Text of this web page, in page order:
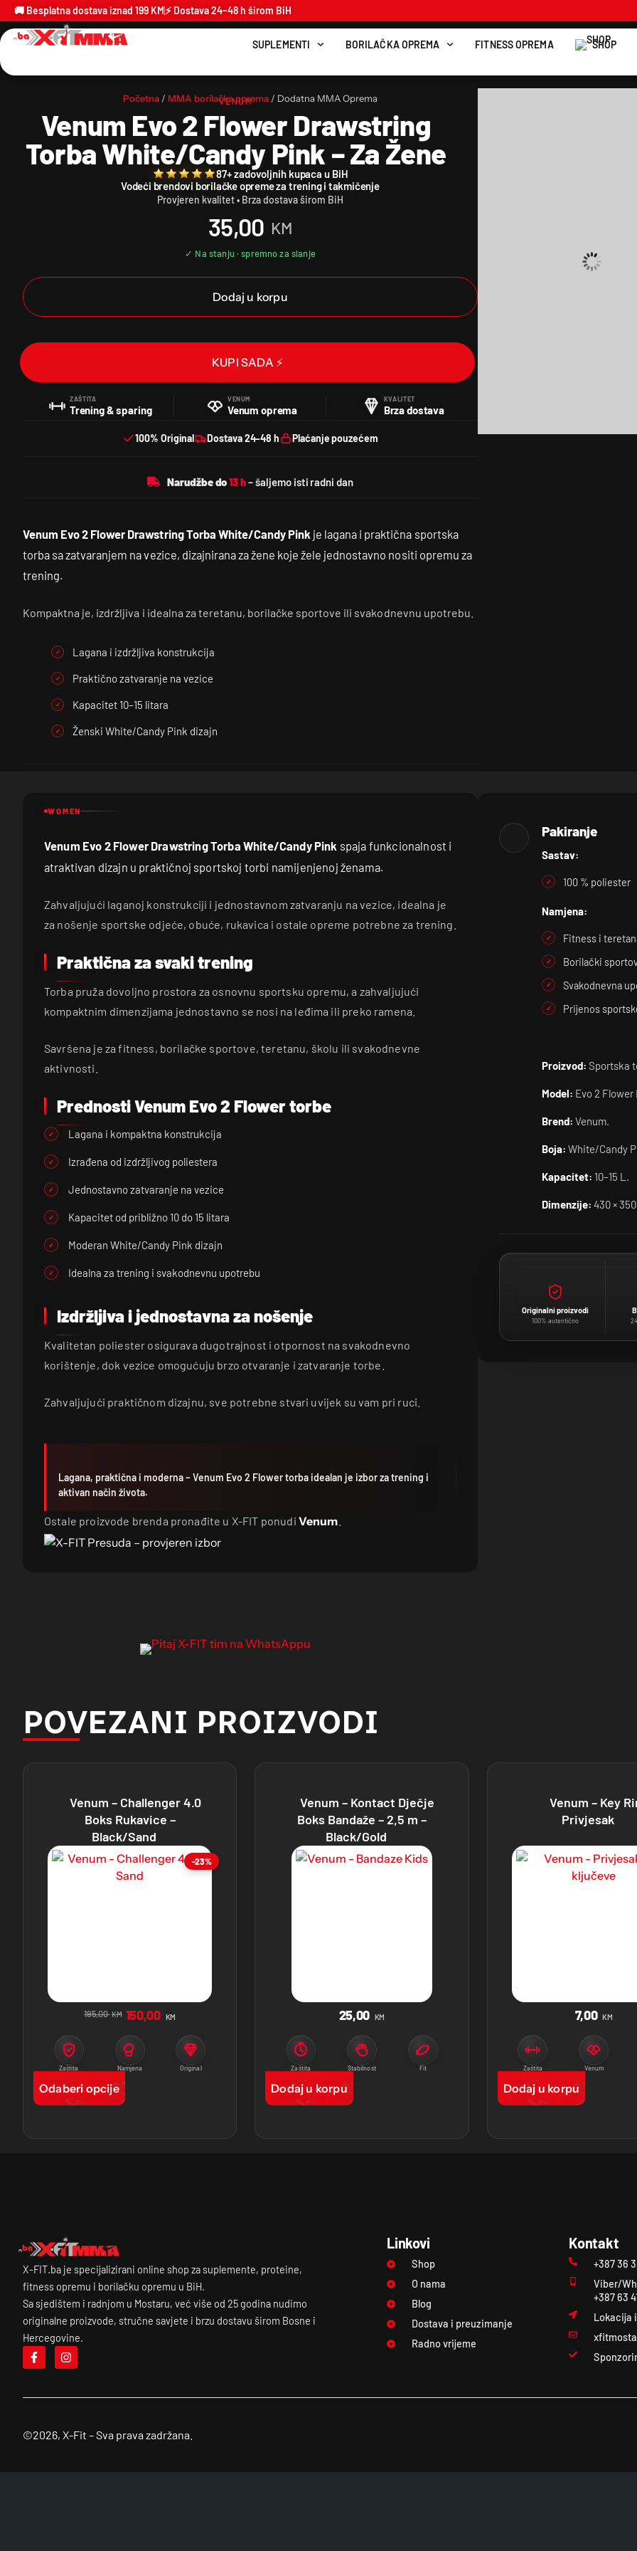
🚚 Besplatna dostava iznad 199 KM⚡ Dostava 24–48 h širom BiH
SUPLEMENTI BORILAČKA OPREMA FITNESS OPREMA SHOP
Početna / MMA borilačka oprema / Dodatna MMA Oprema
VENUM
Venum Evo 2 Flower Drawstring
Torba White/Candy Pink – Za Žene
87+ zadovoljnih kupaca u BiH
Vodeći brendovi borilačke opreme za trening i takmičenje
Provjeren kvalitet • Brza dostava širom BiH
35,00 KM
Dodaj u korpu
KUPI SADA ⚡
ZAŠTITA
Trening & sparing
VENUM
Venum oprema
KVALITET
Brza dostava
100% Original Dostava 24–48 h Plaćanje pouzećem
Narudžbe do
Venum Evo 2 Flower Drawstring Torba White/Candy Pink je lagana i praktična sportska
torba sa zatvaranjem na vezice, dizajnirana za žene koje žele jednostavno nositi opremu za
trening.
Kompaktna je, izdržljiva i idealna za teretanu, borilačke sportove ili svakodnevnu upotrebu.
Lagana i izdržljiva konstrukcija
Praktično zatvaranje na vezice
Kapacitet 10–15 litara
Ženski White/Candy Pink dizajn
WOMEN
Venum Evo 2 Flower Drawstring Torba White/Candy Pink spaja funkcionalnost i
atraktivan dizajn u praktičnoj sportskoj torbi namijenjenoj ženama.
Zahvaljujući laganoj konstrukciji i jednostavnom zatvaranju na vezice, idealna je
za nošenje sportske odjeće, obuće, rukavica i ostale opreme potrebne za trening.
Praktična za svaki trening
Torba pruža dovoljno prostora za osnovnu sportsku opremu, a zahvaljujući
kompaktnim dimenzijama jednostavno se nosi na leđima ili preko ramena.
Savršena je za fitness, borilačke sportove, teretanu, školu ili svakodnevne
aktivnosti.
Prednosti Venum Evo 2 Flower torbe
Lagana i kompaktna konstrukcija
Izrađena od izdržljivog poliestera
Jednostavno zatvaranje na vezice
Kapacitet od približno 10 do 15 litara
Moderan White/Candy Pink dizajn
Idealna za trening i svakodnevnu upotrebu
Izdržljiva i jednostavna za nošenje
Kvalitetan poliester osigurava dugotrajnost i otpornost na svakodnevno
korištenje, dok vezice omogućuju brzo otvaranje i zatvaranje torbe.
Zahvaljujući praktičnom dizajnu, sve potrebne stvari uvijek su vam pri ruci.
Lagana, praktična i moderna – Venum Evo 2 Flower torba idealan je izbor za trening i
aktivan način života.
Ostale proizvode brenda pronađite u X-FIT ponudi Venum
Pakiranje
Sastav:
100 % poliester
Namjena:
Fitness i
Borilački
Svakodnevna
Prijenos
Proizvod: Sportska
Model: Evo 2
Brend: Venum.
Boja: White/Candy
Kapacitet: 10–15 L.
Dimenzije: 430 ×
Originalni proizvodi
100% autentično
POVEZANI PROIZVODI
Venum – Challenger 4.0
Boks Rukavice –
Black/Sand
-23%
195,00 KM 150,00 KM
Zaštita Namjena Original
Odaberi opcije
Venum – Kontact Dječje
Boks Bandaže – 2,5 m –
Black/Gold
25,00 KM
Zaštita Stabilnost Fit
Dodaj u korpu
Venum – Key
Privjesak
7,00 KM
Zaštita Venum
Dodaj u korpu
X-FIT.ba je specijalizirani online shop za suplemente, proteine,
fitness opremu i borilačku opremu u BiH.
Sa sjedištem i radnjom u Mostaru, već više od 25 godina nudimo
originalne proizvode, stručne savjete i brzu dostavu širom Bosne i
Hercegovine.
Linkovi
Shop
O nama
Blog
Dostava i preuzimanje
Radno vrijeme
Kontakt
+387 36
Viber/
+387 63
Lokacija
©2026, X-Fit – Sva prava zadržana.